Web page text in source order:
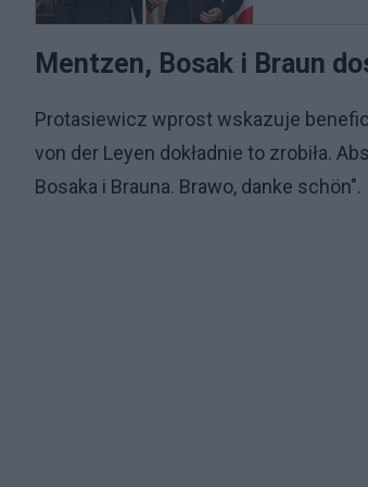
Mentzen, Bosak i Braun
Protasiewicz wprost wskazuje
von der Leyen dokładnie to zrobiła.
Bosaka i Brauna. Brawo, danke schön".